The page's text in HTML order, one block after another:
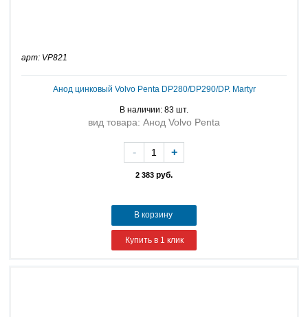
арт: VP821
Анод цинковый Volvo Penta DP280/DP290/DP. Martyr
В наличии: 83 шт.
вид товара: Анод Volvo Penta
2 383 руб.
- +
В корзину
Купить в 1 клик